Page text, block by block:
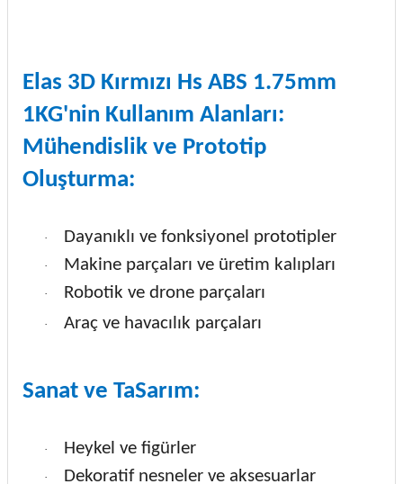
Elas 3D Kırmızı Hs ABS 1.75mm
1KG'nin Kullanım Alanları:
Mühendislik ve Prototip
Oluşturma:
· Dayanıklı ve fonksiyonel prototipler
· Makine parçaları ve üretim kalıpları
· Robotik ve drone parçaları
· Araç ve havacılık parçaları
Sanat ve TaSarım:
· Heykel ve figürler
· Dekoratif nesneler ve aksesuarlar